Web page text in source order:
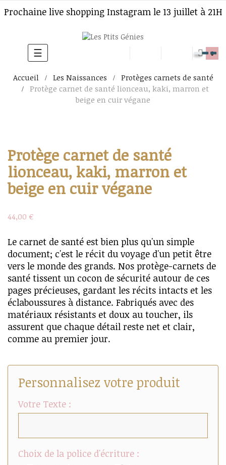
Prochaine live shopping Instagram le 13 juillet à 21H
Basculer
navigation
☰ 0
Accueil Les Naissances
Protèges carnets de santé
Protège carnet de santé lionceau, kaki, marron et
beige en cuir végane
Protège carnet de santé
lionceau, kaki, marron et
beige en cuir végane
44,00 €
Le carnet de santé est bien plus qu'un simple
document; c'est le récit du voyage d'un petit être
vers le monde des grands. Nos protège-carnets de
santé tissent un cocon de sécurité autour de ces
pages précieuses, gardant les récits intacts et les
éclaboussures à distance. Fabriqués avec des
matériaux résistants et doux au toucher, ils
assurent que chaque détail reste net et clair,
comme au premier jour.
Personnalisez votre produit
Votre Texte :
Choix de la police d'écriture :